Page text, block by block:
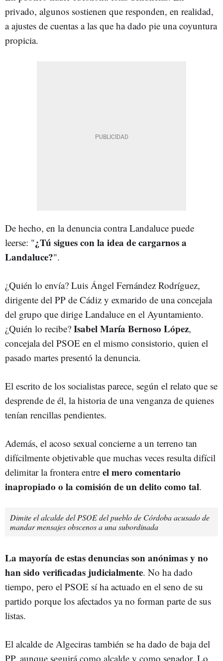
privado, algunos sostienen que responden, en realidad,
a ajustes de cuentas a las que ha dado pie una coyuntura
propicia.
De hecho, en la denuncia contra Landaluce puede
leerse: "¿Tú sigues con la idea de cargarnos a
Landaluce?".
¿Quién lo envía? Luis Ángel Fernández Rodríguez,
dirigente del PP de Cádiz y exmarido de una concejala
del grupo que dirige Landaluce en el Ayuntamiento.
¿Quién lo recibe? Isabel María Bernoso López,
concejala del PSOE en el mismo consistorio, quien el
pasado martes presentó la denuncia.
El escrito de los socialistas parece, según el relato que se
desprende de él, la historia de una venganza de quienes
tenían rencillas pendientes.
Además, el acoso sexual concierne a un terreno tan
difícilmente objetivable que muchas veces resulta difícil
delimitar la frontera entre el mero comentario
inapropiado o la comisión de un delito como tal.
Dimite el alcalde del PSOE del pueblo de Córdoba acusado de
mandar mensajes obscenos a una subordinada
La mayoría de estas denuncias sonanónimas y no
han sido verificadas judicialmente. No ha dado
tiempo, pero el PSOE sí ha actuado en el seno de su
partido porque los afectados ya no forman parte de sus
listas.
El alcalde de Algeciras también se ha dado de baja del
PP, aunque seguirá como alcalde y como senador. Lo